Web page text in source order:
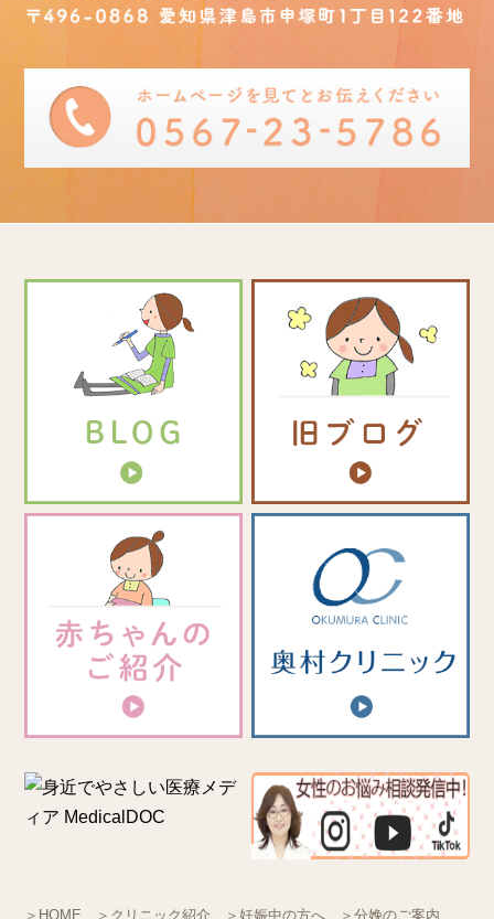
＞HOME ＞クリニック紹介 ＞妊娠中の方へ ＞分娩のご案内